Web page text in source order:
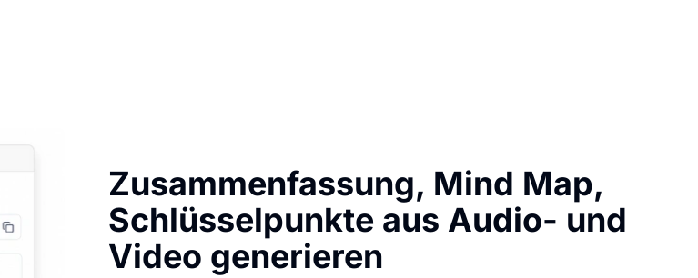
Zusammenfassung, Mind Map,
Schlüsselpunkte aus Audio- und
Video generieren